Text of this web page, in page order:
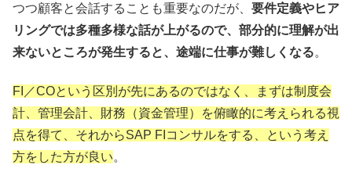
つつ顧客と会話することも重要なのだが、 要件定義やヒア
リングでは多種多様な話が上がるので、部分的に理解が出
来ないところが発生すると、途端に仕事が難しくなる。
FI／COという区別が先にあるのではなく、まずは制度会
計、管理会計、財務（資金管理）を俯瞰的に考えられる視
点を得て、それからSAP FIコンサルをする、という考え
方をした方が良い。